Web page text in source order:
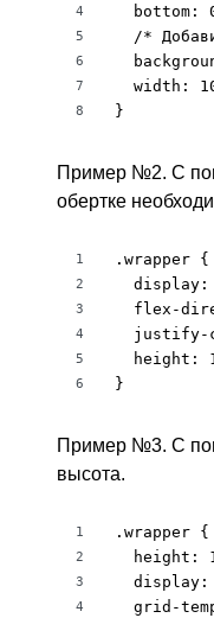
4
5
6
7
8
bottom:
/*
width:
}
Пример №2. C
обертке
1
2
3
4
5
6
.wrapper {
display:
flex-
justify-
height:
}
Пример №3. С
высота.
1
2
3
4
.wrapper {
height:
display:
grid-